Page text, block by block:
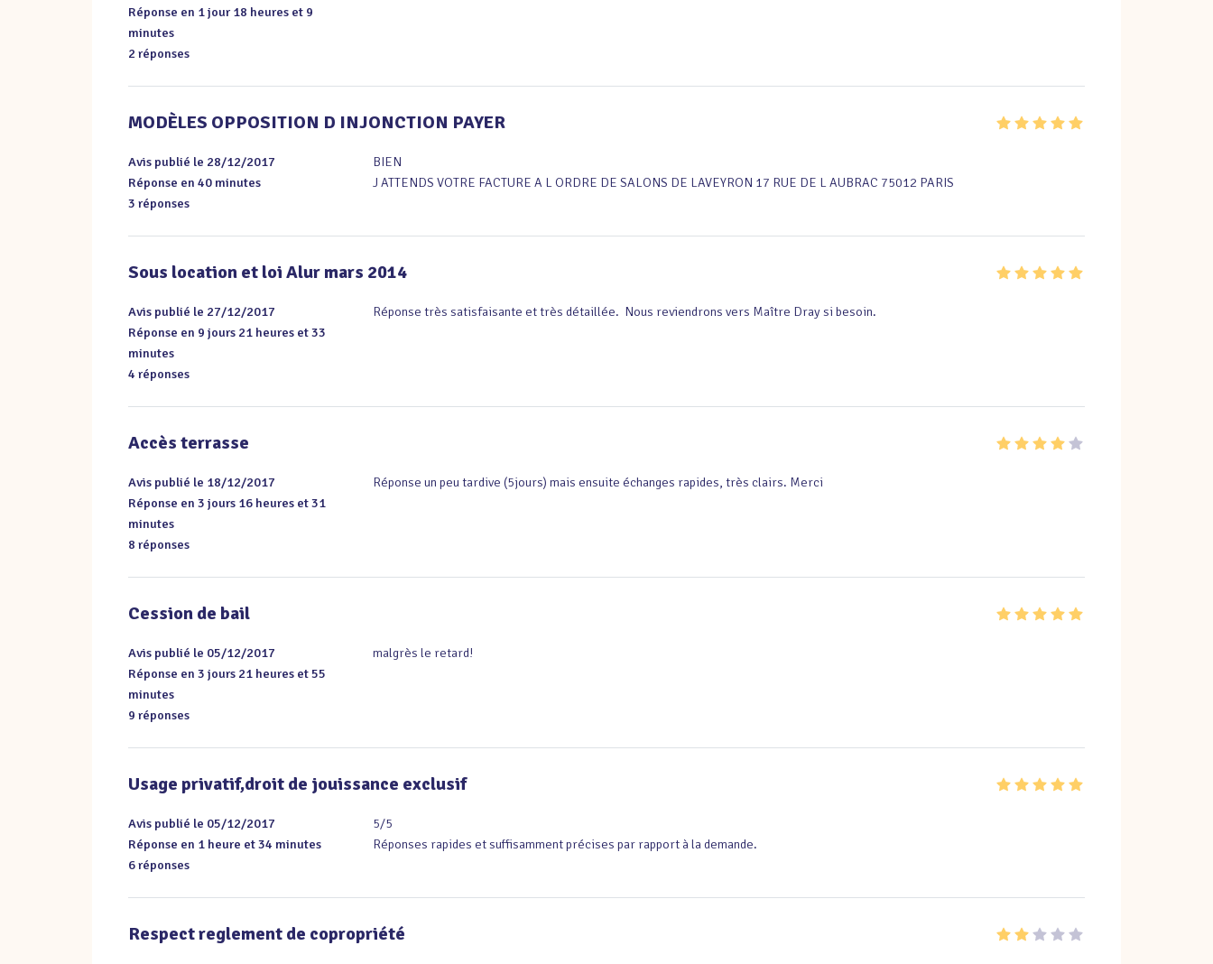
Réponse en 1 jour 18 heures et 9
minutes
2 réponses
MODÈLES OPPOSITION D INJONCTION PAYER
Avis publié le 28/12/2017
Réponse en 40 minutes
3 réponses
BIEN
J ATTENDS VOTRE FACTURE A L ORDRE DE SALONS DE LAVEYRON 17 RUE DE L AUBRAC 75012 PARIS
Sous location et loi Alur mars 2014
Avis publié le 27/12/2017
Réponse en 9 jours 21 heures et 33
minutes
4 réponses
Réponse très satisfaisante et très détaillée.  Nous reviendrons vers Maître Dray si besoin.
Accès terrasse
Avis publié le 18/12/2017
Réponse en 3 jours 16 heures et 31
minutes
8 réponses
Réponse un peu tardive (5jours) mais ensuite échanges rapides, très clairs. Merci
Cession de bail
Avis publié le 05/12/2017
Réponse en 3 jours 21 heures et 55
minutes
9 réponses
malgrès le retard!
Usage privatif,droit de jouissance exclusif
Avis publié le 05/12/2017
Réponse en 1 heure et 34 minutes
6 réponses
5/5
Réponses rapides et suffisamment précises par rapport à la demande.
Respect reglement de copropriété